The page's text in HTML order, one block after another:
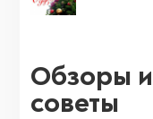
Обзоры и
советы